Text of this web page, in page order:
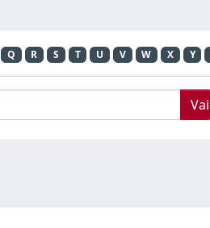
Q R S T U V W X Y